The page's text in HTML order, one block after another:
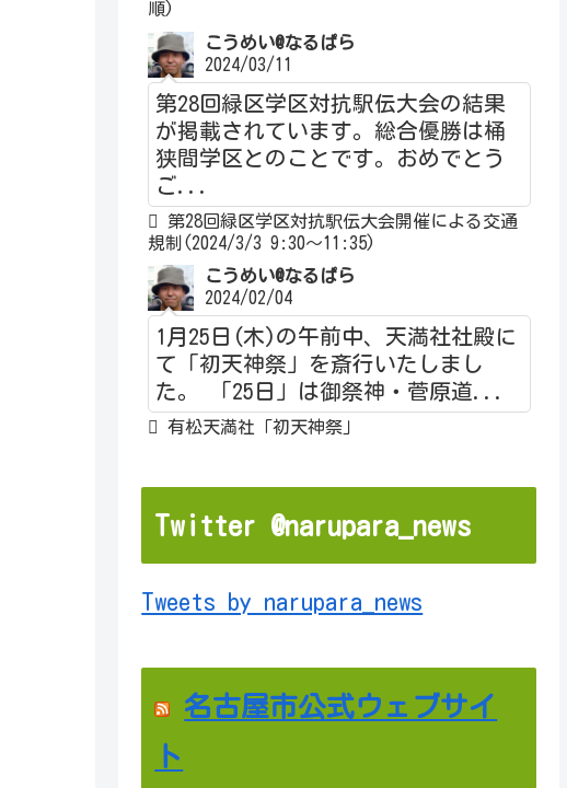
順)
こうめい@なるぱら
2024/03/11
第28回緑区学区対抗駅伝大会の結果
が掲載されています。総合優勝は桶
狭間学区とのことです。おめでとう
ご...
第28回緑区学区対抗駅伝大会開催による交通
規制(2024/3/3 9:30～11:35)
こうめい@なるぱら
2024/02/04
1月25日(木)の午前中、天満社社殿に
て「初天神祭」を斎行いたしまし
た。 「25日」は御祭神・菅原道...
有松天満社「初天神祭」
Twitter @narupara_news
Tweets by narupara_news
名古屋市公式ウェブサイ
ト